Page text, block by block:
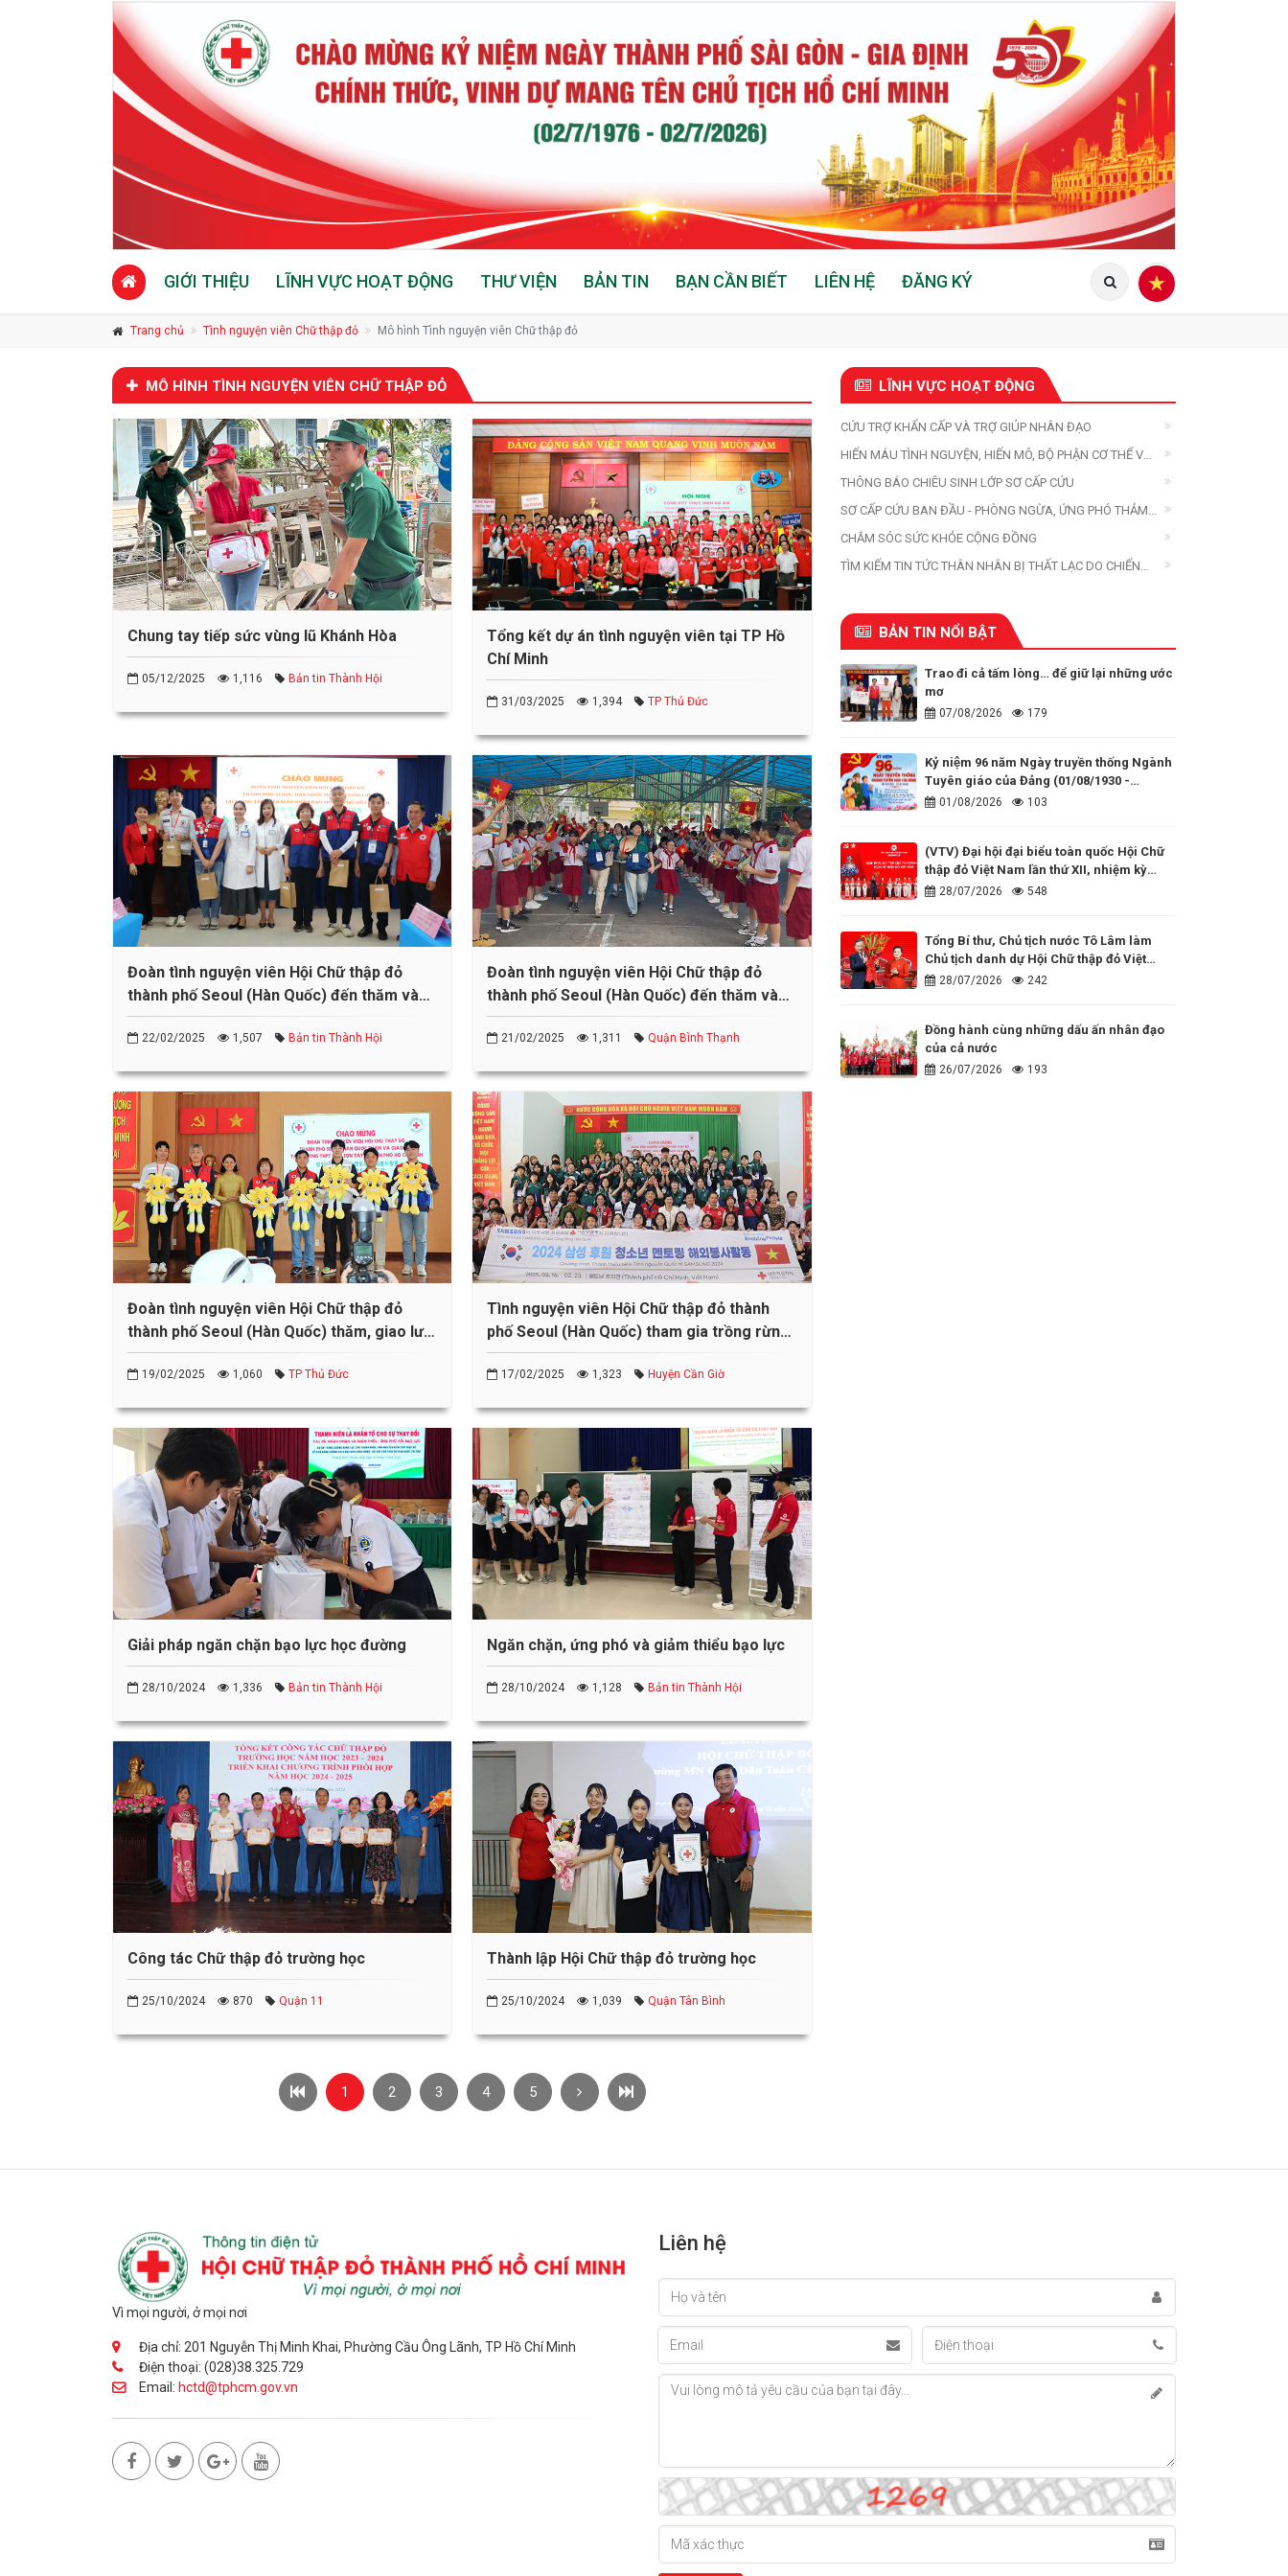
GIỚI THIỆU LĨNH VỰC HOẠT ĐỘNG THƯ VIỆN BẢN TIN BẠN CẦN BIẾT LIÊN HỆ ĐĂNG KÝ
Trang chủ Tình nguyện viên Chữ thập đỏ Mô hình Tình nguyện viên Chữ thập đỏ
MÔ HÌNH TÌNH NGUYỆN VIÊN CHỮ THẬP ĐỎ
Chung tay tiếp sức vùng lũ Khánh Hòa
05/12/2025 1,116 Bản tin Thành Hội
Tổng kết dự án tình nguyện viên tại TP Hồ
Chí Minh
31/03/2025 1,394 TP Thủ Đức
Đoàn tình nguyện viên Hội Chữ thập đỏ
thành phố Seoul (Hàn Quốc) đến thăm và
giao lưu tại Trung tâm Hiến máu nhân đạo
Thành phố Hồ Chí Minh
22/02/2025 1,507 Bản tin Thành Hội
Đoàn tình nguyện viên Hội Chữ thập đỏ
thành phố Seoul (Hàn Quốc) đến thăm và
giao lưu tại trường tiểu học Hồng Hà
21/02/2025 1,311 Quận Bình Thạnh
Đoàn tình nguyện viên Hội Chữ thập đỏ
thành phố Seoul (Hàn Quốc) thăm, giao lưu
tại Trường THPT Đào Sơn Tây
19/02/2025 1,060 TP Thủ Đức
Tình nguyện viên Hội Chữ thập đỏ thành
phố Seoul (Hàn Quốc) tham gia trồng rừng
ngập mặn tại huyện Cần Giờ
17/02/2025 1,323 Huyện Cần Giờ
Giải pháp ngăn chặn bạo lực học đường
28/10/2024 1,336 Bản tin Thành Hội
Ngăn chặn, ứng phó và giảm thiểu bạo lực
28/10/2024 1,128 Bản tin Thành Hội
Công tác Chữ thập đỏ trường học
25/10/2024 870 Quận 11
Thành lập Hội Chữ thập đỏ trường học
25/10/2024 1,039 Quận Tân Bình
1 2 3 4 5
LĨNH VỰC HOẠT ĐỘNG
CỨU TRỢ KHẨN CẤP VÀ TRỢ GIÚP NHÂN ĐẠO
HIẾN MÁU TÌNH NGUYỆN, HIẾN MÔ, BỘ PHẬN CƠ THỂ VÀ
HIẾN XÁC
THÔNG BÁO CHIÊU SINH LỚP SƠ CẤP CỨU
SƠ CẤP CỨU BAN ĐẦU - PHÒNG NGỪA, ỨNG PHÓ THẢM
HỌA
CHĂM SÓC SỨC KHỎE CỘNG ĐỒNG
TÌM KIẾM TIN TỨC THÂN NHÂN BỊ THẤT LẠC DO CHIẾN
BẢN TIN NỔI BẬT
Trao đi cả tấm lòng… để giữ lại những ước
mơ
07/08/2026 179
Kỷ niệm 96 năm Ngày truyền thống Ngành
Tuyên giáo của Đảng (01/08/1930 -
01/08/2026)
01/08/2026 103
(VTV) Đại hội đại biểu toàn quốc Hội Chữ
thập đỏ Việt Nam lần thứ XII, nhiệm kỳ
2026 - 2031
28/07/2026 548
Tổng Bí thư, Chủ tịch nước Tô Lâm làm
Chủ tịch danh dự Hội Chữ thập đỏ Việt
Nam28/07/2026 242
Đồng hành cùng những dấu ấn nhân đạo
của cả nước
26/07/2026 193
Vì mọi người, ở mọi nơi
Địa chỉ: 201 Nguyễn Thị Minh Khai, Phường Cầu Ông Lãnh, TP Hồ Chí Minh
Điện thoại: (028)38.325.729
Email: hctd@tphcm.gov.vn
Liên hệ